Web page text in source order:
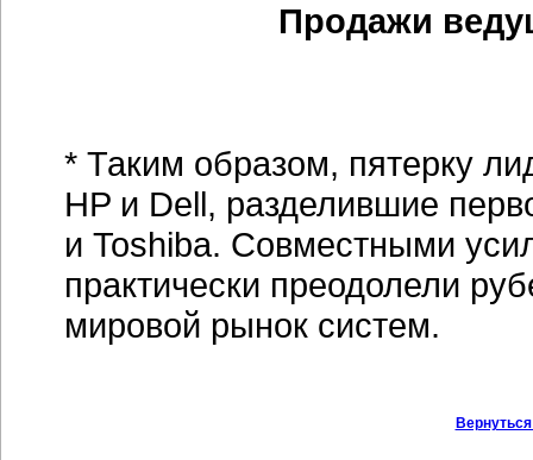
Продажи
* Таким образом, пятерку
HP и Dell, разделившие
и Toshiba. Совместными
практически преодолели
мировой рынок систем.